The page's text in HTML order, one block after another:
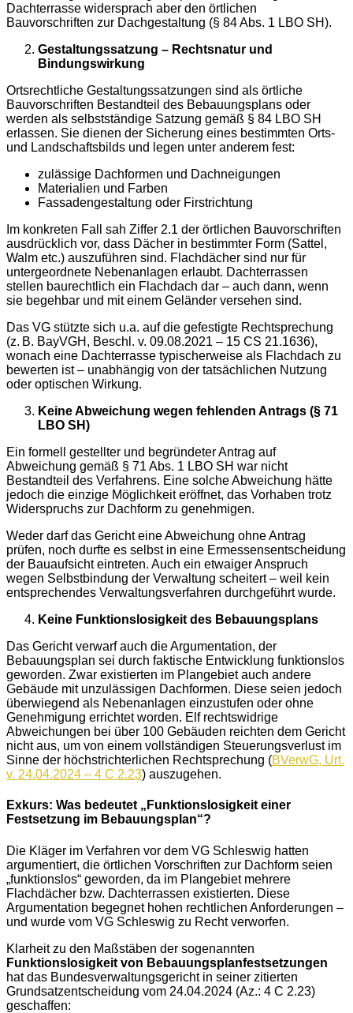
Dachterrasse widersprach aber den örtlichen
Bauvorschriften zur Dachgestaltung (§ 84 Abs. 1 LBO SH).
Gestaltungssatzung – Rechtsnatur und
Bindungswirkung
Ortsrechtliche Gestaltungssatzungen sind als örtliche
Bauvorschriften Bestandteil des Bebauungsplans oder
werden als selbstständige Satzung gemäß § 84 LBO SH
erlassen. Sie dienen der Sicherung eines bestimmten Orts-
und Landschaftsbilds und legen unter anderem fest:
zulässige Dachformen und Dachneigungen
Materialien und Farben
Fassadengestaltung oder Firstrichtung
Im konkreten Fall sah Ziffer 2.1 der örtlichen Bauvorschriften
ausdrücklich vor, dass Dächer in bestimmter Form (Sattel,
Walm etc.) auszuführen sind. Flachdächer sind nur für
untergeordnete Nebenanlagen erlaubt. Dachterrassen
stellen baurechtlich ein Flachdach dar – auch dann, wenn
sie begehbar und mit einem Geländer versehen sind.
Das VG stützte sich u.a. auf die gefestigte Rechtsprechung
(z. B. BayVGH, Beschl. v. 09.08.2021 – 15 CS 21.1636),
wonach eine Dachterrasse typischerweise als Flachdach zu
bewerten ist – unabhängig von der tatsächlichen Nutzung
oder optischen Wirkung.
Keine Abweichung wegen fehlenden Antrags (§ 71
LBO SH)
Ein formell gestellter und begründeter Antrag auf
Abweichung gemäß § 71 Abs. 1 LBO SH war nicht
Bestandteil des Verfahrens. Eine solche Abweichung hätte
jedoch die einzige Möglichkeit eröffnet, das Vorhaben trotz
Widerspruchs zur Dachform zu genehmigen.
Weder darf das Gericht eine Abweichung ohne Antrag
prüfen, noch durfte es selbst in eine Ermessensentscheidung
der Bauaufsicht eintreten. Auch ein etwaiger Anspruch
wegen Selbstbindung der Verwaltung scheitert – weil kein
entsprechendes Verwaltungsverfahren durchgeführt wurde.
Keine Funktionslosigkeit des Bebauungsplans
Das Gericht verwarf auch die Argumentation, der
Bebauungsplan sei durch faktische Entwicklung funktionslos
geworden. Zwar existierten im Plangebiet auch andere
Gebäude mit unzulässigen Dachformen. Diese seien jedoch
überwiegend als Nebenanlagen einzustufen oder ohne
Genehmigung errichtet worden. Elf rechtswidrige
Abweichungen bei über 100 Gebäuden reichten dem Gericht
nicht aus, um von einem vollständigen Steuerungsverlust im
Sinne der höchstrichterlichen Rechtsprechung (BVerwG, Urt.
v. 24.04.2024 – 4 C 2.23) auszugehen.
Exkurs: Was bedeutet „Funktionslosigkeit einer
Festsetzung im Bebauungsplan“?
Die Kläger im Verfahren vor dem VG Schleswig hatten
argumentiert, die örtlichen Vorschriften zur Dachform seien
„funktionslos“ geworden, da im Plangebiet mehrere
Flachdächer bzw. Dachterrassen existierten. Diese
Argumentation begegnet hohen rechtlichen Anforderungen –
und wurde vom VG Schleswig zu Recht verworfen.
Klarheit zu den Maßstäben der sogenannten
Funktionslosigkeit von Bebauungsplanfestsetzungen
hat das Bundesverwaltungsgericht in seiner zitierten
Grundsatzentscheidung vom 24.04.2024 (Az.: 4 C 2.23)
geschaffen: